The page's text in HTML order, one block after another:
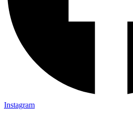
Instagram